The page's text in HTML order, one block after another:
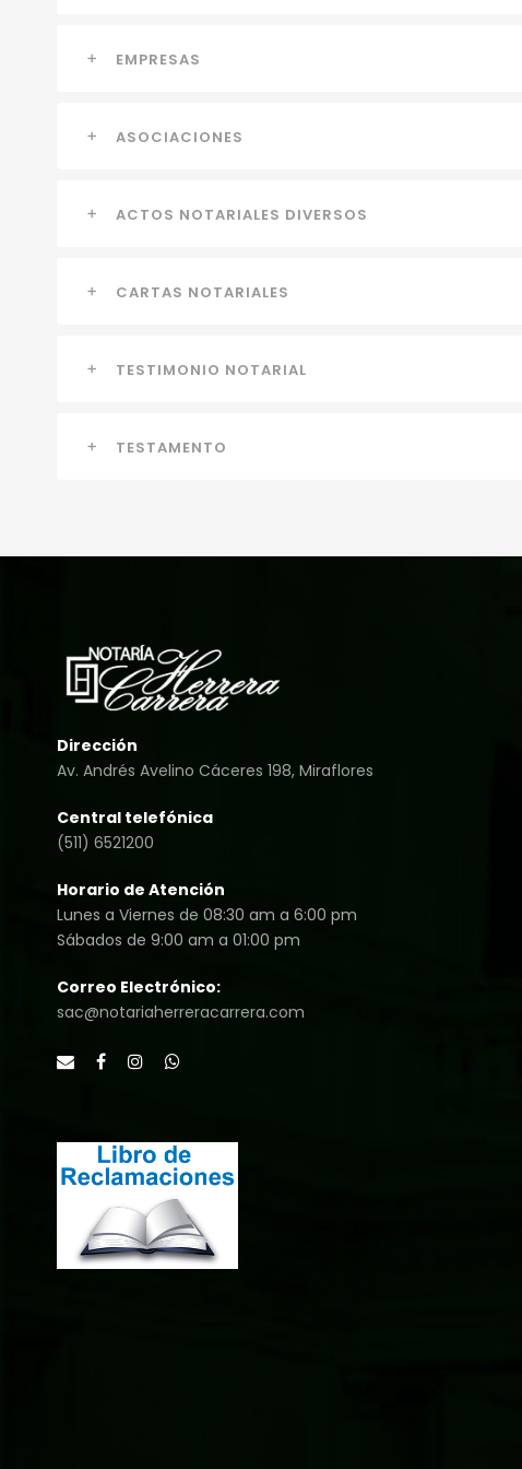
EMPRESAS
ASOCIACIONES
ACTOS NOTARIALES DIVERSOS
CARTAS NOTARIALES
TESTIMONIO NOTARIAL
TESTAMENTO
Dirección
Av. Andrés Avelino Cáceres 198, Miraflores
Central telefónica
(511) 6521200
Horario de Atención
Lunes a Viernes de 08:30 am a 6:00 pm
Sábados de 9:00 am a 01:00 pm
Correo Electrónico:
sac@notariaherreracarrera.com